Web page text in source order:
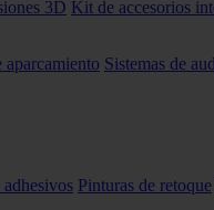
3D Kit de accesorios
aparcamiento Sistemas de
Pinturas de retoque